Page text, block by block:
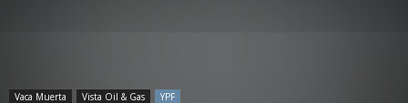
Vaca Muerta Vista Oil & Gas YPF